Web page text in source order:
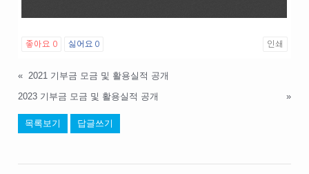
좋아요 0 싫어요 0 인쇄
« 2021 기부금 모금 및 활용실적 공개
2023 기부금 모금 및 활용실적 공개
»
목록보기 답글쓰기